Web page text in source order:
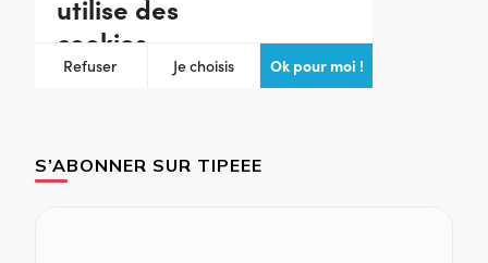
S’ABONNER SUR TIPEEE